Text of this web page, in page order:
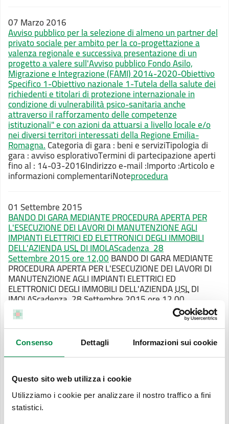
Consenso Dettagli Informazioni sui cookie
Questo sito web utilizza i cookie
Utilizziamo i cookie per analizzare il nostro traffico a fini
statistici.
07 Marzo 2016
Avviso pubblico per la selezione di almeno un partner del
privato sociale per ambito per la co-progettazione a
valenza regionale e successiva presentazione di un
progetto a valere sull'Avviso pubblico Fondo Asilo,
Migrazione e Integrazione (FAMI) 2014-2020-Obiettivo
Specifico 1-Obiettivo nazionale 1-Tutela della salute dei
richiedenti e titolari di protezione internazionale in
condizione di vulnerabilità psico-sanitaria anche
attraverso il rafforzamento delle competenze
istituzionali" e con azioni da attuarsi a livello locale e/o
nei diversi territori interessati della Regione Emilia-
Romagna.Categoria di gara : beni e serviziTipologia di
gara : avviso esplorativoTermini di partecipazione aperti
fino al : 14-03-2016Indirizzo e-mail :Importo :Articolo e
informazioni complementariNoteprocedura
01 Settembre 2015
BANDO DI GARA MEDIANTE PROCEDURA APERTA PER
L'ESECUZIONE DEI LAVORI DI MANUTENZIONE AGLI
IMPIANTI ELETTRICI ED ELETTRONICI DEGLI IMMOBILI
DELL'AZIENDAUSLDI IMOLAScadenza 28
Settembre 2015 ore 12,00BANDO DI GARA MEDIANTE
PROCEDURA APERTA PER L'ESECUZIONE DEI LAVORI DI
MANUTENZIONE AGLI IMPIANTI ELETTRICI ED
ELETTRONICI DEGLI IMMOBILI DELL'AZIENDAUSLDI
IMOLAScadenza 28 Settembre 2015 ore 12,00
17 Agosto 2015
BANDO DI GARA MEDIANTE PROCEDURA APERTA PER
LAVORI DI ADEGUAMENTO E MIGLIORAMENTO
FUNZIONALE DEGLI IMPIANTI MECCANICI A SERVIZIO
16 settembre 2015 ore 12,00BANDO DI GARA
MEDIANTE PROCEDURA APERTA PER LAVORI DI
ADEGUAMENTO E MIGLIORAMENTO FUNZIONALE DEGLI
IMPIANTI MECCANICI A SERVIZIO DEGLI IMMOBILI